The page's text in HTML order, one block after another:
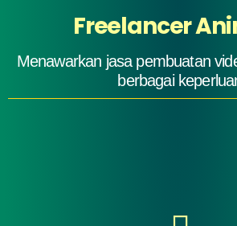
Freelancer
Menawarkan jasa pembuatan
berbagai